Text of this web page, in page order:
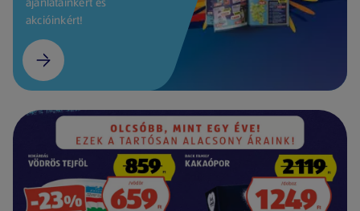
akcióinkért!